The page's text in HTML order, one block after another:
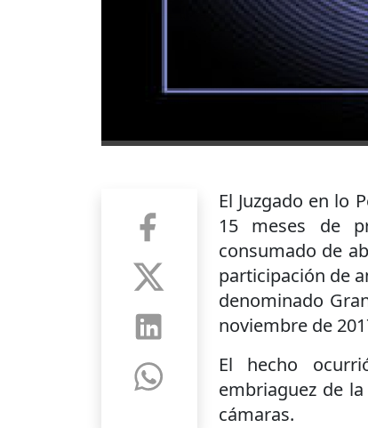
El Juzgado en lo
15 meses de
consumado de
participación de
denominado
noviembre de
El hecho
embriaguez de
cámaras.